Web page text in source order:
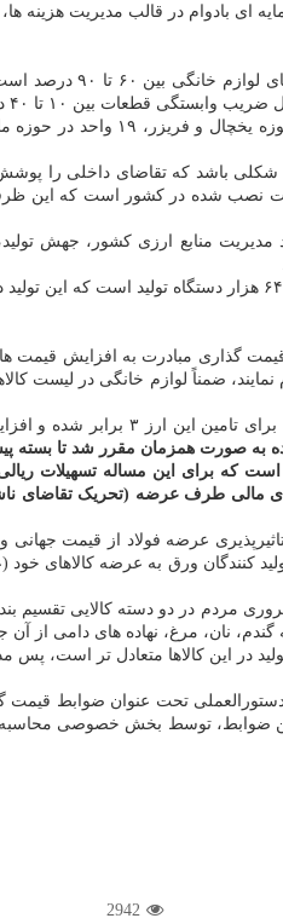
است، البته این نرخ در
باشد که تقاضای داخلی را پوشش
کوچک و تلویزیون حدود ۱۹ میلیون و ۷۰۰ هزار
گذاری مبادرت به افزایش قیمت
ضمناً لوازم خانگی در لیست
به صورت همزمان مقرر شد تا بسته
مالی طرف عرضه (تحریک
عرضه فولاد از قیمت
ورق به عرضه کالاهای خود
مردم در دو دسته کالایی تقسیم
نان، مرغ، نهاده های دامی از آن
در این کالاها متعادل تر
تحت عنوان ضوابط قیمت
ضوابط، توسط بخش خصوصی محاسبه
2942